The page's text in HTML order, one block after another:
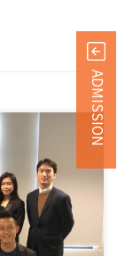
界如何运作的极
ADMISSION